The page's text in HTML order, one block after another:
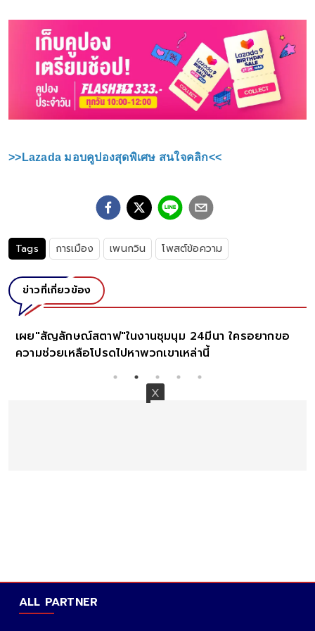
>>Lazada มอบคูปองสุดพิเศษ สนใจคลิก<<
Tags การเมือง เพนกวิน โพสต์ข้อความ
ข่าวที่เกี่ยวข้อง
เผย"สัญลักษณ์สตาฟ"ในงานชุมนุม 24มีนา ใครอยากขอ
ความช่วยเหลือโปรดไปหาพวกเขาเหล่านี้
ALL PARTNER